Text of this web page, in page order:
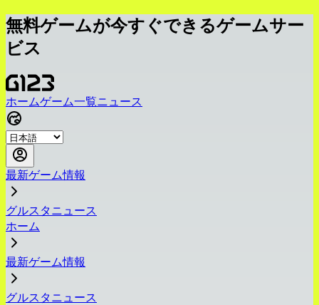
無料ゲームが今すぐできるゲームサー
ビス
ホームゲーム一覧ニュース
最新ゲーム情報
グルスタニュース
ホーム
最新ゲーム情報
グルスタニュース